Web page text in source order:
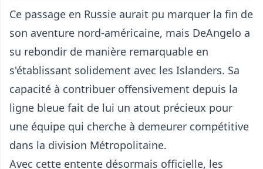
Ce passage en Russie aurait pu marquer la fin de
son aventure nord-américaine, mais DeAngelo a
su rebondir de manière remarquable en
s'établissant solidement avec les Islanders. Sa
capacité à contribuer offensivement depuis la
ligne bleue fait de lui un atout précieux pour
une équipe qui cherche à demeurer compétitive
dans la division Métropolitaine.
Avec cette entente désormais officielle, les